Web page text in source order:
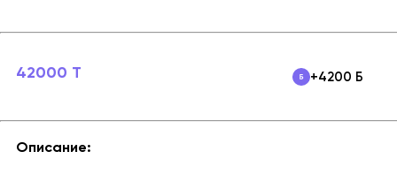
42000 T +4200 Б
Описание: